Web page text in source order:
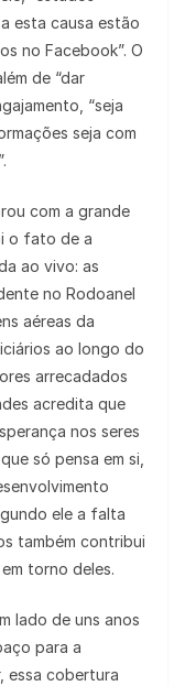
esta causa estão
no Facebook”. O
de “dar
“seja
seja com
com a grande
o fato de a
ao vivo: as
no Rodoanel
aéreas da
ao longo do
arrecadados
acredita que
nos seres
só pensa em si,
ele a falta
também contribui
torno deles.
lado de uns anos
para a
essa cobertura